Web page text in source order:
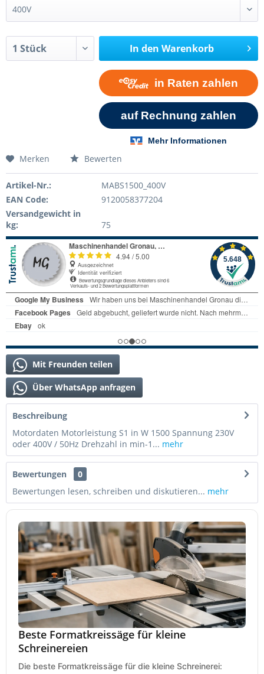
In den Warenkorb
Merken Bewerten
Artikel-Nr.:
MABS1500_400V
EAN Code:
9120058377204
Versandgewicht in
kg:
75
Mit Freunden teilen
Über WhatsApp anfragen
Beschreibung
Motordaten Motorleistung S1 in W 1500 Spannung 230V
oder 400V / 50Hz Drehzahl in min-1... mehr
Bewertungen
0
Bewertungen lesen, schreiben und diskutieren... mehr
Beste Formatkreissäge für kleine
Schreinereien
Die beste Formatkreissäge für die kleine Schreinerei: